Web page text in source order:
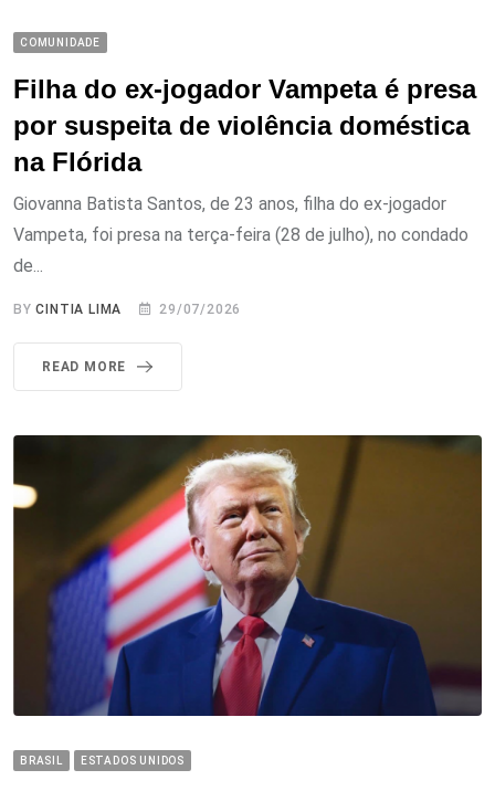
COMUNIDADE
Filha do ex-jogador Vampeta é presa
por suspeita de violência doméstica
na Flórida
Giovanna Batista Santos, de 23 anos, filha do ex-jogador
Vampeta, foi presa na terça-feira (28 de julho), no condado
de...
BYCINTIA LIMA 29/07/2026
READ MORE
BRASIL ESTADOS UNIDOS